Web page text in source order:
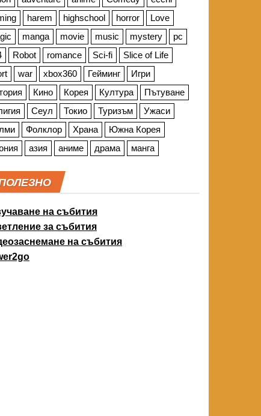
harem highschool horror
Love
manga movie music mystery
pc
Robot romance Sci-fi
Slice of Life
war xbox360 Гейминг
Игри
Кино Корея Култура
Пътуване
Сеул Токио Туризъм
Ужаси
Фолклор Храна
Южна Корея
азия аниме драма манга
на събития
за събития
на събития